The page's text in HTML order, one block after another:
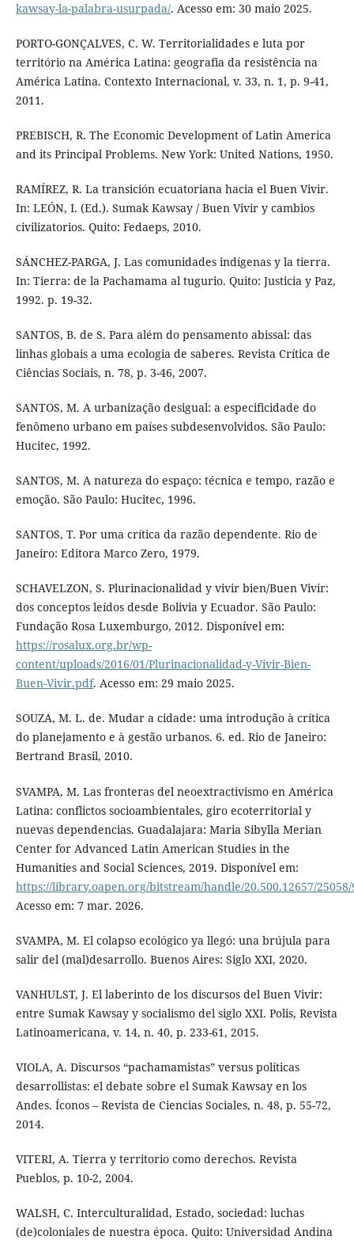
kawsay-la-palabra-usurpada/. Acesso em: 30 maio 2025.
PORTO-GONÇALVES, C. W. Territorialidades e luta por
território na América Latina: geografia da resistência na
América Latina. Contexto Internacional, v. 33, n. 1, p. 9-41,
2011.
PREBISCH, R. The Economic Development of Latin America
and its Principal Problems. New York: United Nations, 1950.
RAMÍREZ, R. La transición ecuatoriana hacia el Buen Vivir.
In: LEÓN, I. (Ed.). Sumak Kawsay / Buen Vivir y cambios
civilizatorios. Quito: Fedaeps, 2010.
SÁNCHEZ-PARGA, J. Las comunidades indígenas y la tierra.
In: Tierra: de la Pachamama al tugurio. Quito: Justicia y Paz,
1992. p. 19-32.
SANTOS, B. de S. Para além do pensamento abissal: das
linhas globais a uma ecologia de saberes. Revista Crítica de
Ciências Sociais, n. 78, p. 3-46, 2007.
SANTOS, M. A urbanização desigual: a especificidade do
fenômeno urbano em países subdesenvolvidos. São Paulo:
Hucitec, 1992.
SANTOS, M. A natureza do espaço: técnica e tempo, razão e
emoção. São Paulo: Hucitec, 1996.
SANTOS, T. Por uma crítica da razão dependente. Rio de
Janeiro: Editora Marco Zero, 1979.
SCHAVELZON, S. Plurinacionalidad y vivir bien/Buen Vivir:
dos conceptos leídos desde Bolivia y Ecuador. São Paulo:
Fundação Rosa Luxemburgo, 2012. Disponível em:
https://rosalux.org.br/wp-
content/uploads/2016/01/Plurinacionalidad-y-Vivir-Bien-
Buen-Vivir.pdf. Acesso em: 29 maio 2025.
SOUZA, M. L. de. Mudar a cidade: uma introdução à crítica
do planejamento e à gestão urbanos. 6. ed. Rio de Janeiro:
Bertrand Brasil, 2010.
SVAMPA, M. Las fronteras del neoextractivismo en América
Latina: conflictos socioambientales, giro ecoterritorial y
nuevas dependencias. Guadalajara: Maria Sibylla Merian
Center for Advanced Latin American Studies in the
Humanities and Social Sciences, 2019. Disponível em:
https://library.oapen.org/bitstream/handle/20.500.12657/25058/
Acesso em: 7 mar. 2026.
SVAMPA, M. El colapso ecológico ya llegó: una brújula para
salir del (mal)desarrollo. Buenos Aires: Siglo XXI, 2020.
VANHULST, J. El laberinto de los discursos del Buen Vivir:
entre Sumak Kawsay y socialismo del siglo XXI. Polis, Revista
Latinoamericana, v. 14, n. 40, p. 233-61, 2015.
VIOLA, A. Discursos “pachamamistas” versus políticas
desarrollistas: el debate sobre el Sumak Kawsay en los
Andes. Íconos – Revista de Ciencias Sociales, n. 48, p. 55-72,
2014.
VITERI, A. Tierra y territorio como derechos. Revista
Pueblos, p. 10-2, 2004.
WALSH, C. Interculturalidad, Estado, sociedad: luchas
(de)coloniales de nuestra época. Quito: Universidad Andina